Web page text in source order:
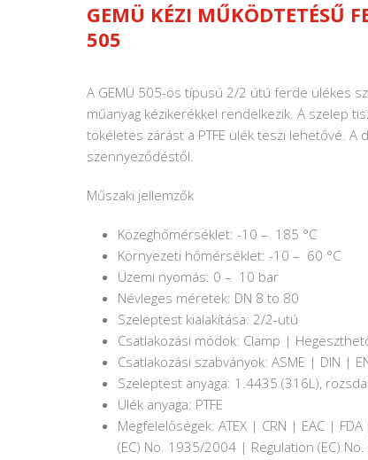
GEMÜ KÉZI MŰKÖDTETÉSŰ
505
A GEMÜ 505-ös típusú 2/2 útú ferde ülékes
műanyag kézikerékkel rendelkezik. A szelep
tökéletes zárást a PTFE ülék teszi lehetővé. A
szennyeződéstől.
Műszaki jellemzők
Közeghőmérséklet: -10 – 185 °C
Környezeti hőmérséklet: -10 – 60 °C
Üzemi nyomás: 0 – 10 bar
Névleges méretek: DN 8 to 80
Szeleptest kialakítása: 2/2-utú
Csatlakozási módok: Clamp |
Csatlakozási szabványok: ASME | DIN |
Szeleptest anyaga: 1.4435 (316L),
Ülék anyaga: PTFE
Megfelelőségek: ATEX | CRN | EAC |
(EC) No. 1935/2004 | Regulation (EC)